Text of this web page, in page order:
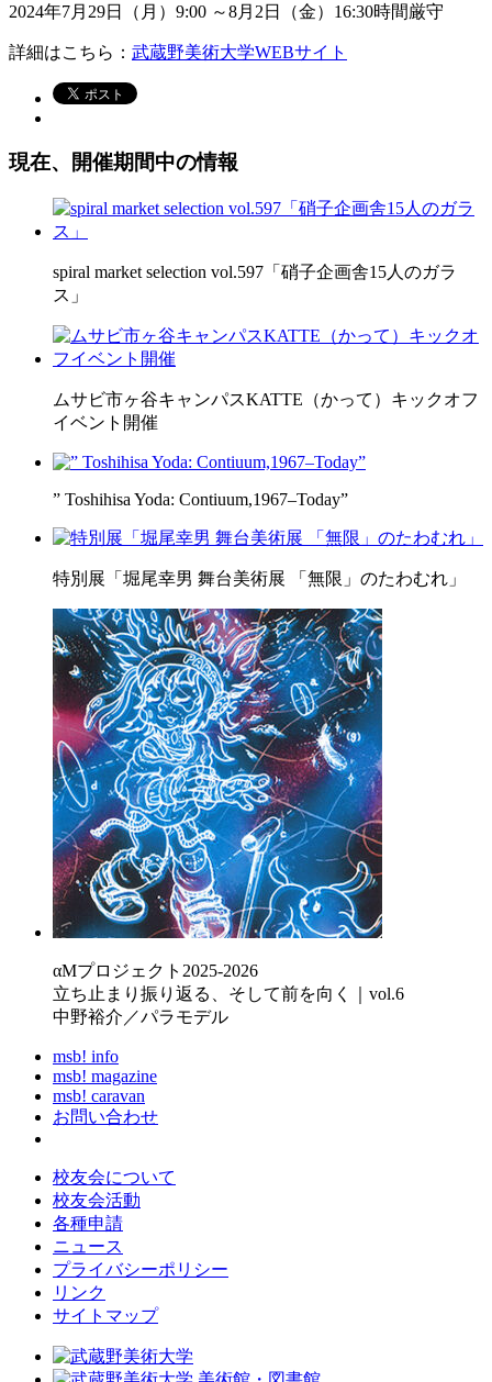
2024年7月29日（月）9:00 ～8月2日（金）16:30時間厳守
詳細はこちら： 武蔵野美術大学WEBサイト
現在、開催期間中の情報
spiral market selection vol.597「硝子企画舎15人のガラ
ス」
ムサビ市ヶ谷キャンパスKATTE（かって）キックオフ
イベント開催
” Toshihisa Yoda: Contiuum,1967–Today”
特別展「堀尾幸男 舞台美術展 「無限」のたわむれ」
αMプロジェクト2025-2026
立ち止まり振り返る、そして前を向く｜vol.6
中野裕介／パラモデル
msb! info
msb! magazine
msb! caravan
お問い合わせ
校友会について
校友会活動
各種申請
ニュース
プライバシーポリシー
リンク
サイトマップ